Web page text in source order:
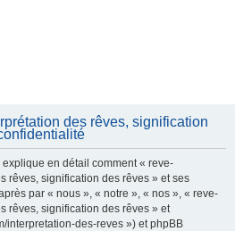
des rêves, signification
en détail comment « reve-
rêves, signification des rêves » et ses
par « nous », « notre », « nos », « reve-
rêves, signification des rêves » et
interpretation-des-reves ») et phpBB